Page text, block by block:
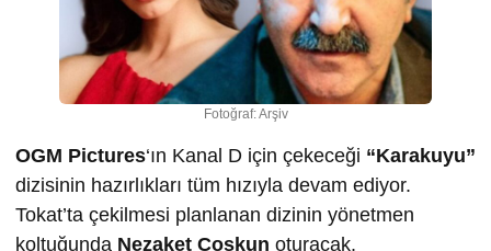
Fotoğraf: Arşiv
OGM Pictures‘ın Kanal D için çekeceği “Karakuyu”
dizisinin hazırlıkları tüm hızıyla devam ediyor.
Tokat’ta çekilmesi planlanan dizinin yönetmen
koltuğunda Nezaket Coşkun oturacak.